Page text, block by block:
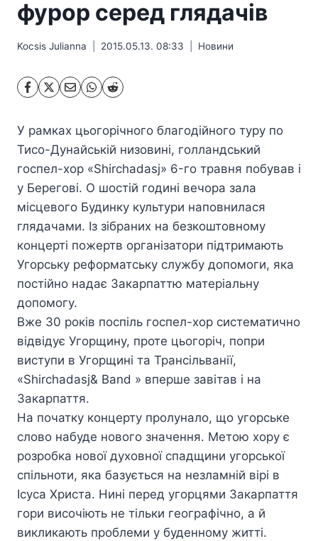
фурор серед глядачів
Kocsis Julianna 2015.05.13. 08:33 Hовини
У рамках цьогорічного благодійного туру по
Тисо-Дунайській низовині, голландський
госпел-хор «Shirchadasj» 6-го травня побував і
у Берегові. О шостій годині вечора зала
місцевого Будинку культури наповнилася
глядачами. Із зібраних на безкоштовному
концерті пожертв організатори підтримають
Угорську реформатську службу допомоги, яка
постійно надає Закарпаттю матеріальну
допомогу.
Вже 30 років поспіль госпел-хор систематично
відвідує Угорщину, проте цьогоріч, попри
виступи в Угорщині та Трансільванії,
«Shirchadasj& Band » вперше завітав і на
Закарпаття.
На початку концерту пролунало, що угорське
слово набуде нового значення. Метою хору є
розробка нової духовної спадщини угорської
спільноти, яка базується на незламній вірі в
Ісуса Христа. Нині перед угорцями Закарпаття
гори височіють не тільки географічно, а й
викликають проблеми у буденному житті.